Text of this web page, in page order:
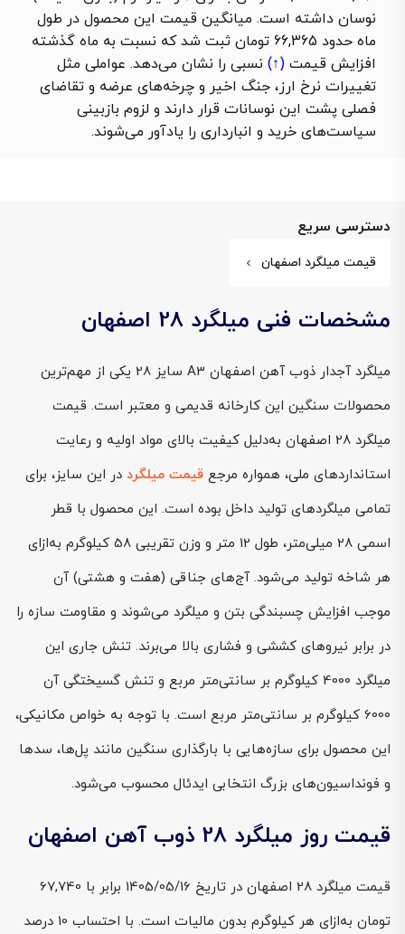
نوسان داشته است. میانگین قیمت این محصول در طول
ماه حدود 66,365 تومان ثبت شد که نسبت به ماه گذشته
افزایش قیمت (↑) نسبی را نشان می‌دهد. عواملی مثل
تغییرات نرخ ارز، جنگ اخیر و چرخه‌های عرضه و تقاضای
فصلی پشت این نوسانات قرار دارند و لزوم بازبینی
سیاست‌های خرید و انبارداری را یادآور می‌شوند.
دسترسی سریع
قیمت میلگرد اصفهان
مشخصات فنی میلگرد 28 اصفهان
میلگرد آجدار ذوب آهن اصفهان A3 سایز 28 یکی از مهم‌ترین
محصولات سنگین این کارخانه قدیمی و معتبر است. قیمت
میلگرد 28 اصفهان به‌دلیل کیفیت بالای مواد اولیه و رعایت
استانداردهای ملی، همواره مرجع قیمت‌ میلگرد در این سایز، برای
تمامی میلگردهای تولید داخل بوده است. این محصول با قطر
اسمی 28 میلی‌متر، طول 12 متر و وزن تقریبی 58 کیلوگرم به‌ازای
هر شاخه تولید می‌شود. آج‌های جناقی (هفت و هشتی) آن
موجب افزایش چسبندگی بتن و میلگرد می‌شوند و مقاومت سازه را
در برابر نیروهای کششی و فشاری بالا می‌برند. تنش جاری این
میلگرد 4000 کیلوگرم بر سانتی‌متر مربع و تنش گسیختگی آن
6000 کیلوگرم بر سانتی‌متر مربع است. با توجه به خواص مکانیکی،
این محصول برای سازه‌هایی با بارگذاری سنگین مانند پل‌ها، سدها
و فونداسیون‌های بزرگ انتخابی ایدئال محسوب می‌شود.
قیمت روز میلگرد 28 ذوب آهن اصفهان
قیمت میلگرد 28 اصفهان در تاریخ 1405/05/16 برابر با 67,740
تومان به‌ازای هر کیلوگرم بدون مالیات است. با احتساب 10 درصد